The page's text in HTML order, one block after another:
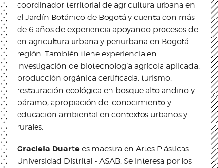
coordinador territorial de agricultura urbana en
el Jardín Botánico de Bogotá y cuenta con más
de 6 años de experiencia apoyando procesos de
en agricultura urbana y periurbana en Bogotá
región. También tiene experiencia en
investigación de biotecnología agrícola aplicada,
producción orgánica certificada, turismo,
restauración ecológica en bosque alto andino y
páramo, apropiación del conocimiento y
educación ambiental en contextos urbanos y
rurales.
Graciela Duarte es maestra en Artes Plásticas
Universidad Distrital - ASAB. Se interesa por los